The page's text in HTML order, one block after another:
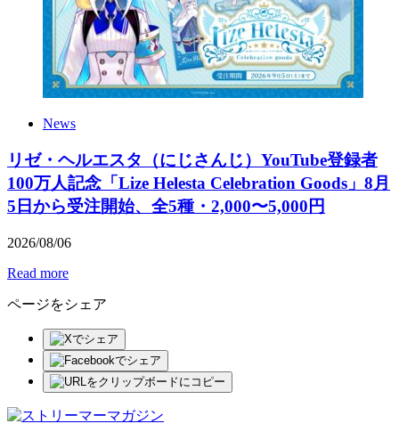
News
リゼ・ヘルエスタ（にじさんじ）YouTube登録者
100万人記念「Lize Helesta Celebration Goods」8月
5日から受注開始、全5種・2,000〜5,000円
2026/08/06
Read more
ページをシェア